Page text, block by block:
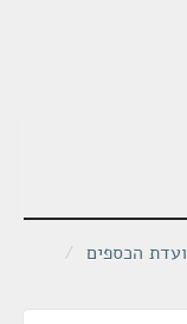
ועדת הכספים /